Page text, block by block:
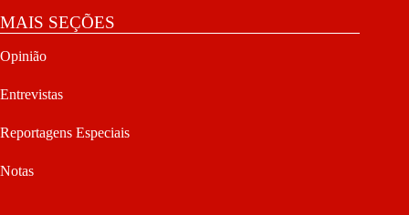
MAIS SEÇÕES
Opinião
Entrevistas
Reportagens Especiais
Notas